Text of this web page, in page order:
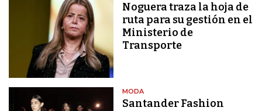
Noguera traza la hoja de
ruta para su gestión en el
Ministerio de
Transporte
MODA
Santander Fashion